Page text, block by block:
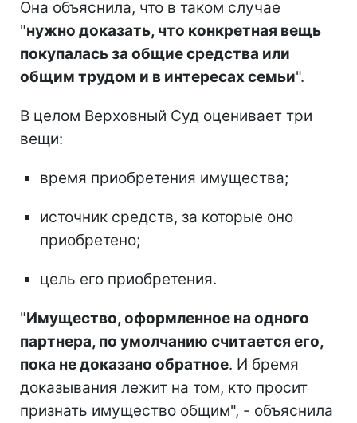
Она объяснила, что в таком случае
"нужно доказать, что конкретная вещь
покупалась за общие средства или
общим трудом и в интересах семьи".
В целом Верховный Суд оценивает три
вещи:
время приобретения имущества;
источник средств, за которые оно
приобретено;
цель его приобретения.
"Имущество, оформленное на одного
партнера, по умолчанию считается его,
пока не доказано обратное. И бремя
доказывания лежит на том, кто просит
признать имущество общим", - объяснила